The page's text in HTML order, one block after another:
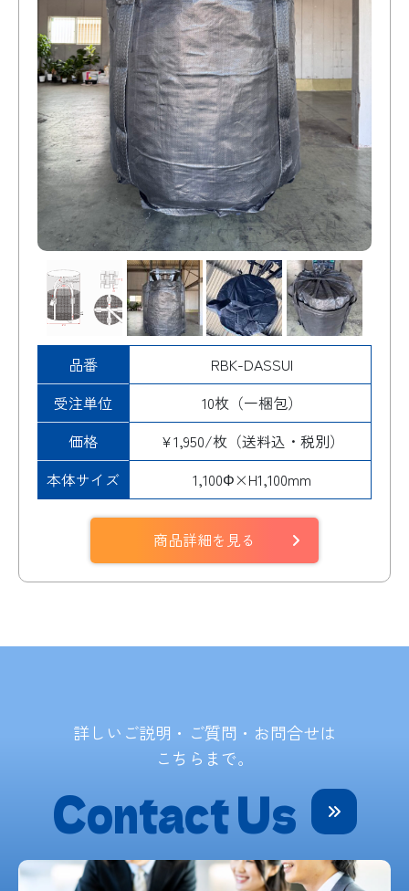
投入口
排出口
検索
品番
RBK-DASSUI
受注単位
10枚（一梱包）
価格
¥1,950/枚（送料込・税別）
本体サイズ
1,100Φ×H1,100mm
商品詳細を見る
詳しいご説明・ご質問・お問合せは
こちらまで。
Contact Us